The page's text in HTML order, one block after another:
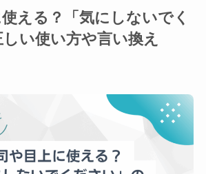
える？「気にしないでく
い使い方や言い換え